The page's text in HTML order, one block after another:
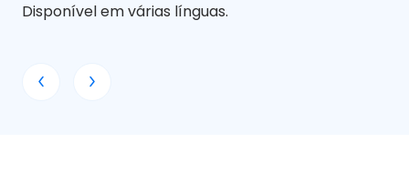
Disponível em várias línguas.